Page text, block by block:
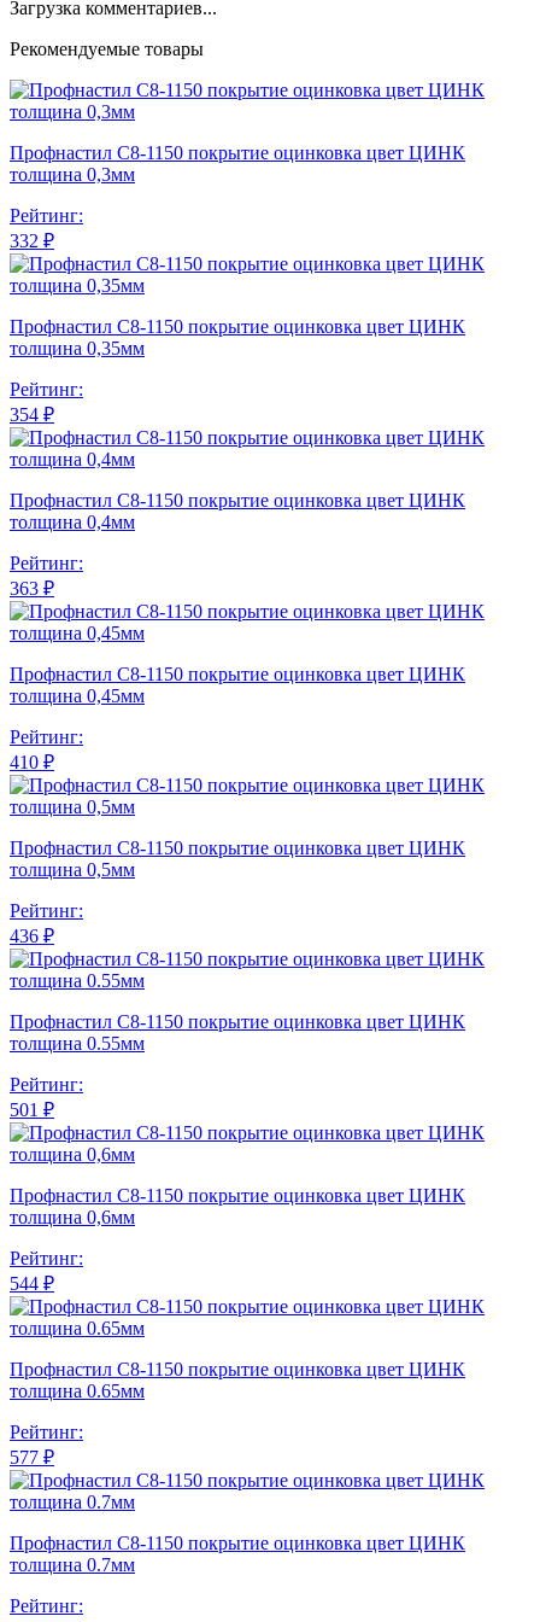
Загрузка комментариев...
Рекомендуемые товары
Профнастил С8-1150 покрытие оцинковка цвет ЦИНК
толщина 0,3мм
Рейтинг:
332 ₽
Профнастил С8-1150 покрытие оцинковка цвет ЦИНК
толщина 0,35мм
Рейтинг:
354 ₽
Профнастил С8-1150 покрытие оцинковка цвет ЦИНК
толщина 0,4мм
Рейтинг:
363 ₽
Профнастил С8-1150 покрытие оцинковка цвет ЦИНК
толщина 0,45мм
Рейтинг:
410 ₽
Профнастил С8-1150 покрытие оцинковка цвет ЦИНК
толщина 0,5мм
Рейтинг:
436 ₽
Профнастил С8-1150 покрытие оцинковка цвет ЦИНК
толщина 0.55мм
Рейтинг:
501 ₽
Профнастил С8-1150 покрытие оцинковка цвет ЦИНК
толщина 0,6мм
Рейтинг:
544 ₽
Профнастил С8-1150 покрытие оцинковка цвет ЦИНК
толщина 0.65мм
Рейтинг:
577 ₽
Профнастил С8-1150 покрытие оцинковка цвет ЦИНК
толщина 0.7мм
Рейтинг: